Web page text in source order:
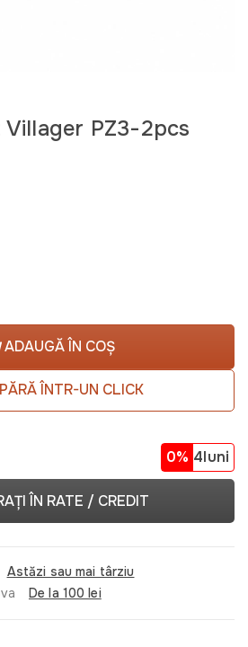
PZ3-2pcs
ADAUGĂ ÎN COȘ
ÎNTR-UN CLICK
0% 4luni
ÎN RATE / CREDIT
Astăzi sau mai târziu
De la 100 lei